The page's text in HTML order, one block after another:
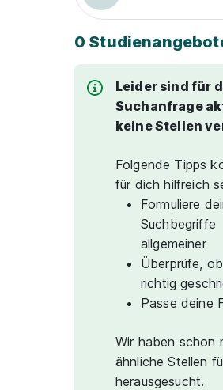
0
Leider sind für
Suchanfrage
keine Stellen
Folgende Tipps
für dich hilfreich
Formuliere
Suchbegriffe
allgemeiner
Überprüfe,
richtig
Passe deine
Wir haben schon
ähnliche Stellen
herausgesucht.